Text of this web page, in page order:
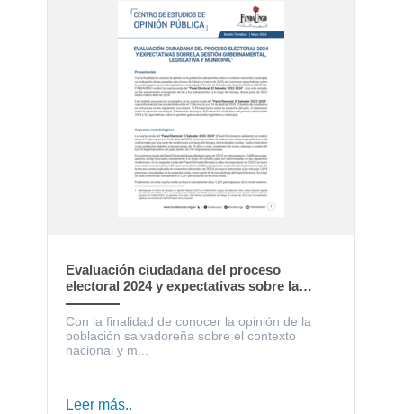
Evaluación ciudadana del proceso
electoral 2024 y expectativas sobre la
gestión gubernamental, legislativa y
municipal
Con la finalidad de conocer la opinión de la
población salvadoreña sobre el contexto
nacional y m...
Leer más..